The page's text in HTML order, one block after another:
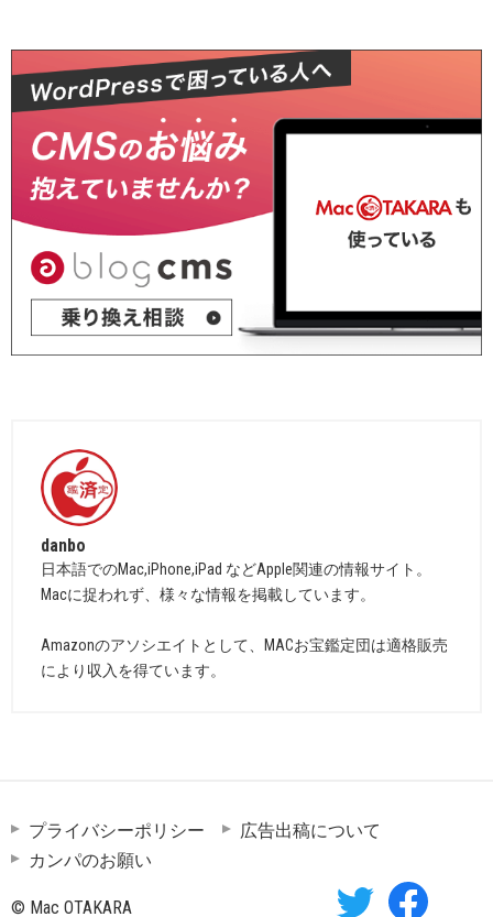
danbo
日本語でのMac,iPhone,iPad などApple関連の情報サイト。
Macに捉われず、様々な情報を掲載しています。
Amazonのアソシエイトとして、MACお宝鑑定団は適格販売
により収入を得ています。
プライバシーポリシー
広告出稿について
カンパのお願い
© Mac OTAKARA